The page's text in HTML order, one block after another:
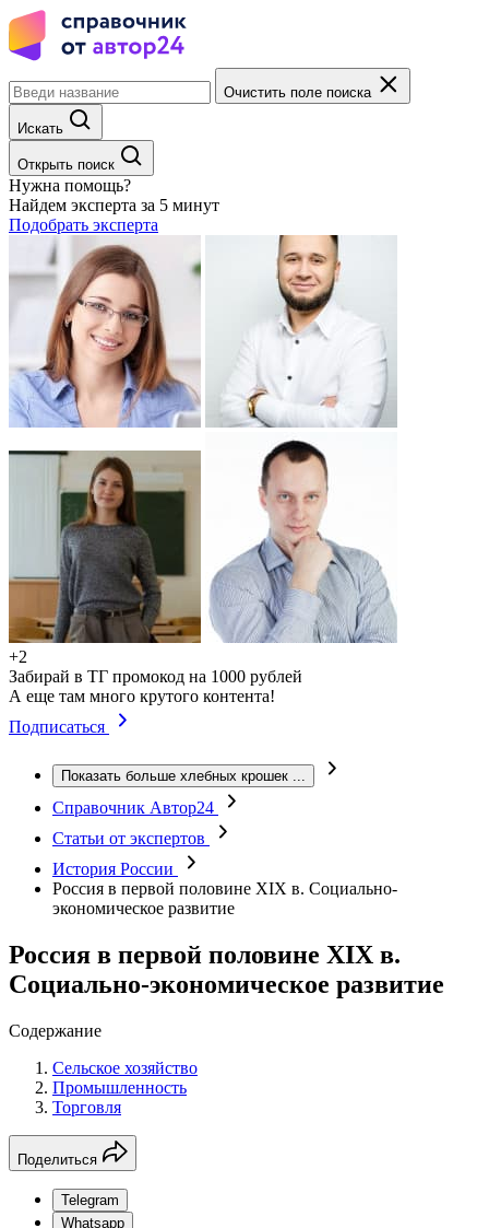
Очистить поле поиска
Искать
Открыть поиск
Нужна помощь?
Найдем эксперта за 5 минут
Подобрать эксперта
+2
Забирай в ТГ промокод на 1000 рублей
А еще там много крутого контента!
Подписаться
Показать больше хлебных крошек ...
Справочник Автор24
Статьи от экспертов
История России
Россия в первой половине XIX в. Социально-
экономическое развитие
Россия в первой половине XIX в.
Социально-экономическое развитие
Содержание
Сельское хозяйство
Промышленность
Торговля
Поделиться
Telegram
Whatsapp